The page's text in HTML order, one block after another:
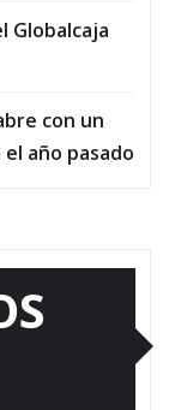
Globalcaja
con un
año pasado